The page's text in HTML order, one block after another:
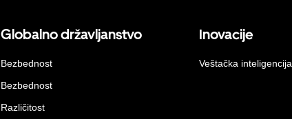
Globalno državljanstvo
Bezbednost
Bezbednost
Različitost
Inovacije
Veštačka inteligencija